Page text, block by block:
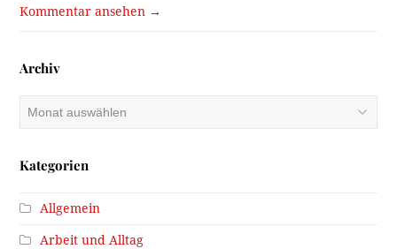
Kommentar ansehen →
Archiv
Archiv
Kategorien
Allgemein
Arbeit und Alltag